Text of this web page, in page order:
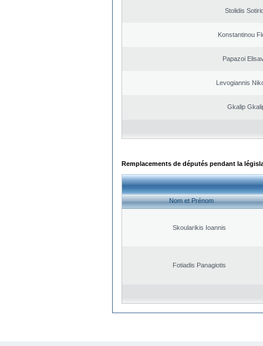
Stolidis
Konstantinou
Papazoi
Levogiannis
Gkalip
Remplacements de députés pendant la
Nom et Prénom
Skoularikis Ioannis
Fotiadis Panagiotis